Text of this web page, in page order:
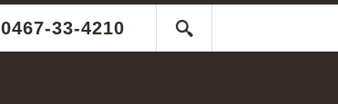
0467-33-4210